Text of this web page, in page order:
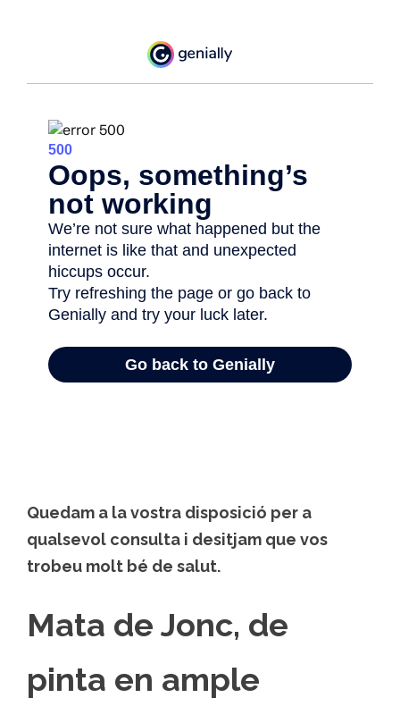
Quedam a la vostra disposició per a
qualsevol consulta i desitjam que vos
trobeu molt bé de salut.
Mata de Jonc, de
pinta en ample